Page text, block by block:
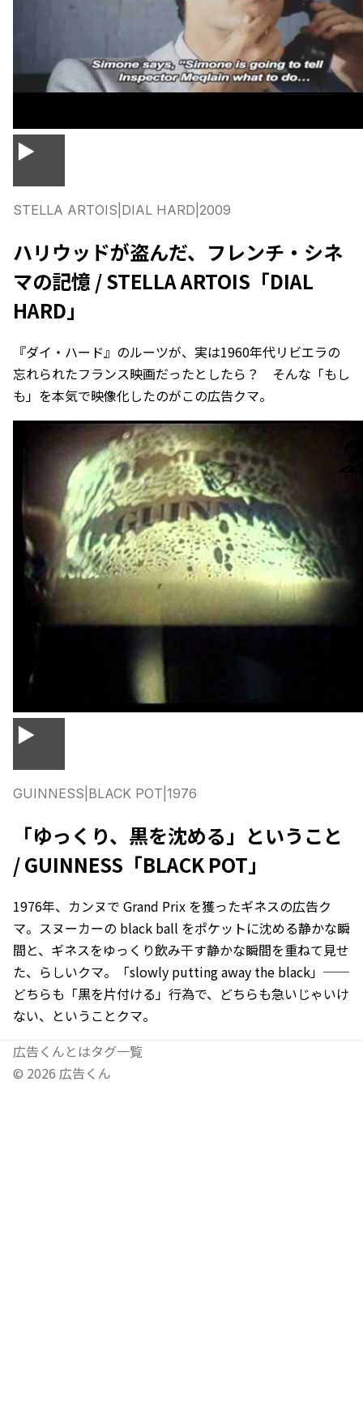
▶
STELLA ARTOIS DIAL HARD 2009
ハリウッドが盗んだ、フレンチ・シネ
マの記憶 / STELLA ARTOIS「DIAL
HARD」
『ダイ・ハード』のルーツが、実は1960年代リビエラの
忘れられたフランス映画だったとしたら？ そんな「もし
も」を本気で映像化したのがこの広告クマ。
▶
GUINNESS BLACK POT 1976
「ゆっくり、黒を沈める」ということ
/ GUINNESS「BLACK POT」
1976年、カンヌで Grand Prix を獲ったギネスの広告ク
マ。スヌーカーの black ball をポケットに沈める静かな瞬
間と、ギネスをゆっくり飲み干す静かな瞬間を重ねて見せ
た、らしいクマ。「slowly putting away the black」──
どちらも「黒を片付ける」行為で、どちらも急いじゃいけ
ない、ということクマ。
広告くんとはタグ一覧
© 2026 広告くん